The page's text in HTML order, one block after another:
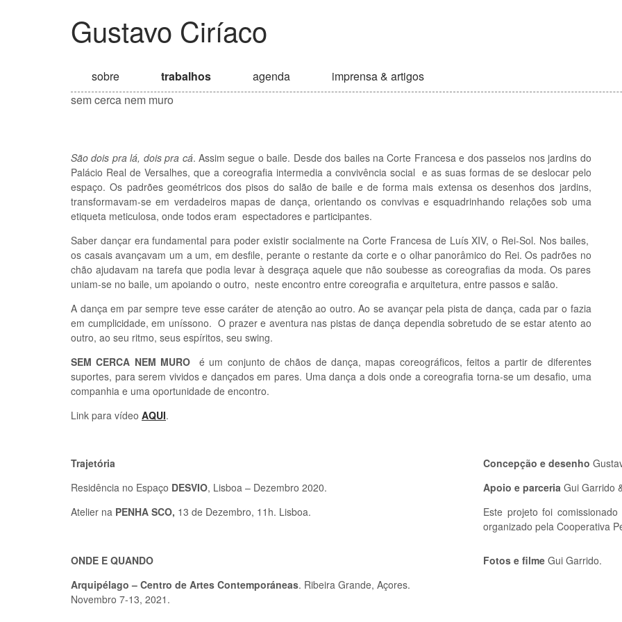
Gustavo Ciríaco
sobre trabalhos agenda imprensa & artigos
sem cerca nem muro
São dois pra lá, dois pra cá. Assim segue o baile. Desde dos bailes na Corte Francesa e dos passeios nos jardins do
Palácio Real de Versalhes, que a coreografia intermedia a convivência social e as suas formas de se deslocar pelo
espaço. Os padrões geométricos dos pisos do salão de baile e de forma mais extensa os desenhos dos jardins,
transformavam-se em verdadeiros mapas de dança, orientando os convivas e esquadrinhando relações sob uma
etiqueta meticulosa, onde todos eram espectadores e participantes.
Saber dançar era fundamental para poder existir socialmente na Corte Francesa de Luís XIV, o Rei-Sol. Nos bailes,
os casais avançavam um a um, em desfile, perante o restante da corte e o olhar panorâmico do Rei. Os padrões no
chão ajudavam na tarefa que podia levar à desgraça aquele que não soubesse as coreografias da moda. Os pares
uniam-se no baile, um apoiando o outro, neste encontro entre coreografia e arquitetura, entre passos e salão.
A dança em par sempre teve esse caráter de atenção ao outro. Ao se avançar pela pista de dança, cada par o fazia
em cumplicidade, em uníssono. O prazer e aventura nas pistas de dança dependia sobretudo de se estar atento ao
outro, ao seu ritmo, seus espíritos, seu swing.
SEM CERCA NEM MURO é um conjunto de chãos de dança, mapas coreográficos, feitos a partir de diferentes
suportes, para serem vividos e dançados em pares. Uma dança a dois onde a coreografia torna-se um desafio, uma
companhia e uma oportunidade de encontro.
Link para vídeo AQUI.
Trajetória
Residência no Espaço DESVIO, Lisboa – Dezembro 2020.
Atelier na PENHA SCO, 13 de Dezembro, 11h. Lisboa.
Concepção e desenho
Apoio e parceria Gui Garrido
Este projeto foi
organizado pela Cooperativa
ONDE E QUANDO
Arquipélago – Centro de Artes Contemporáneas. Ribeira Grande, Açores.
Novembro 7-13, 2021.
Fotos e filmeGui Garrido.